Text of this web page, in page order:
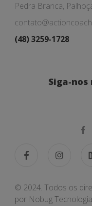
Pedra Branca,
(48) 3259-1728
Siga-nos
© 2024. Todos os
por Nobug